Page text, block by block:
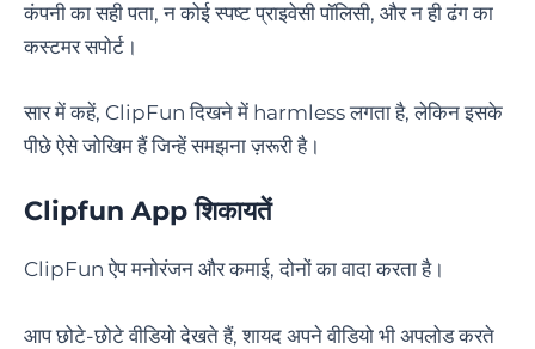
कंपनी का सही पता, न कोई स्पष्ट प्राइवेसी पॉलिसी, और न ही ढंग का
कस्टमर सपोर्ट।
सार में कहें, ClipFun दिखने में harmless लगता है, लेकिन इसके
पीछे ऐसे जोखिम हैं जिन्हें समझना ज़रूरी है।
Clipfun App शिकायतें
ClipFun ऐप मनोरंजन और कमाई, दोनों का वादा करता है।
आप छोटे-छोटे वीडियो देखते हैं, शायद अपने वीडियो भी अपलोड करते